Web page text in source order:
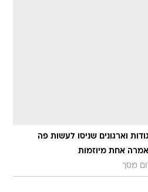
וארגונים שניסו לעשות פה
אחת מיוזמות
מסך